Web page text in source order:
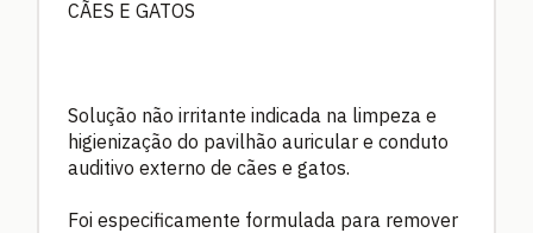
CÃES E GATOS
Solução não irritante indicada na limpeza e
higienização do pavilhão auricular e conduto
auditivo externo de cães e gatos.
Foi especificamente formulada para remover